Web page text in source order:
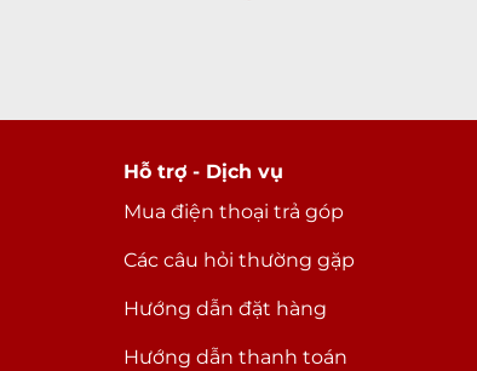
Hỗ trợ - Dịch vụ
Mua điện thoại trả góp
Các câu hỏi thường gặp
Hướng dẫn đặt hàng
Hướng dẫn thanh toán